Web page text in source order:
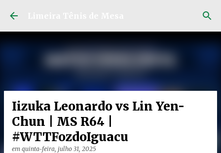
Iizuka Leonardo vs Lin Yen-
Chun | MS R64 |
#WTTFozdoIguacu
em quinta-feira, julho 31, 2025